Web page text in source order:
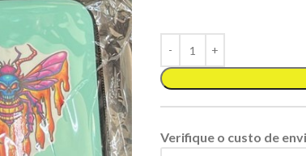
Verifique o custo de